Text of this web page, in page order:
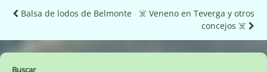
Navegación
de
entradas
Balsa de lodos de Belmonte
☠️ Veneno en Teverga y otros
concejos ☠️
Buscar